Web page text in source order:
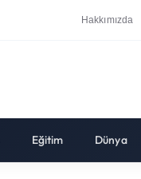
Hakkımızda
Eğitim Dünya